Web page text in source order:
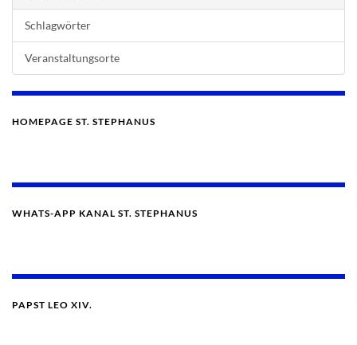
Schlagwörter
Veranstaltungsorte
HOMEPAGE ST. STEPHANUS
WHATS-APP KANAL ST. STEPHANUS
PAPST LEO XIV.